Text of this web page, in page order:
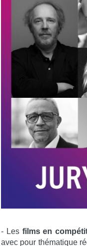
- Lesfilms en
avec pour thématique